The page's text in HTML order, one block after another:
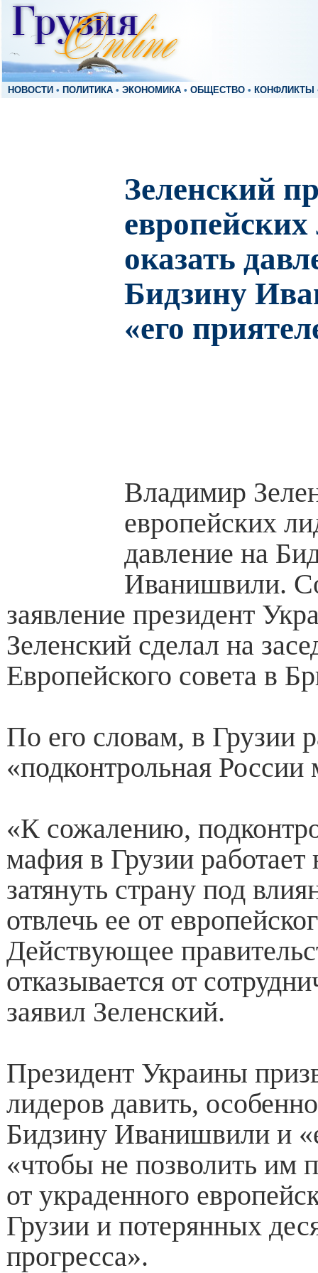
НОВОСТИ • ПОЛИТИКА • ЭКОНОМИКА • ОБЩЕСТВО • КОНФЛИКТЫ
Зеленский
европейских
оказать
Бидзину
«его
Владимир
европейских
давление на
Иванишвили.
заявление президент
Зеленский сделал на
Европейского совета в
По его словам, в Грузии
«подконтрольная
«К сожалению,
мафия в Грузии
затянуть страну под
отвлечь ее от
Действующее
отказывается от
заявил Зеленский.
Президент Украины
лидеров давить,
Бидзину Иванишвили и
«чтобы не позволить им
от украденного
Грузии и потерянных
прогресса».